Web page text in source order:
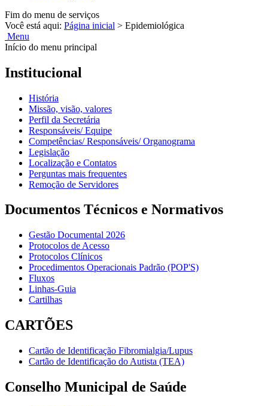
Fim do menu de serviços
Você está aqui: Página inicial > Epidemiológica
Menu
Início do menu principal
Institucional
História
Missão, visão, valores
Perfil da Secretária
Responsáveis/ Equipe
Competências/ Responsáveis/ Organograma
Legislação
Localização e Contatos
Perguntas mais frequentes
Remoção de Servidores
Documentos Técnicos e Normativos
Gestão Documental 2026
Protocolos de Acesso
Protocolos Clínicos
Procedimentos Operacionais Padrão (POP'S)
Fluxos
Linhas-Guia
Cartilhas
CARTÕES
Cartão de Identificação Fibromialgia/Lupus
Cartão de Identificação do Autista (TEA)
Conselho Municipal de Saúde